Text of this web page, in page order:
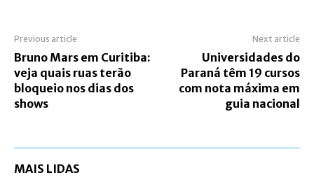
Previous article
Bruno Mars em Curitiba:
veja quais ruas terão
bloqueio nos dias dos
shows
Next article
Universidades do
Paraná têm 19 cursos
com nota máxima em
guia nacional
MAIS LIDAS